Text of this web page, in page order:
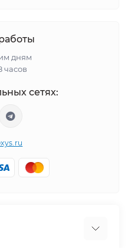
дням
часов
сетях: